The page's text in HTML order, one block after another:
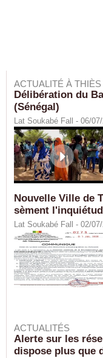
ACTUALITÉ À THIÈS
Délibération du
(Sénégal)
Lat Soukabé Fall - 06/
Nouvelle Ville de
sèment
Lat Soukabé Fall - 02/
ACTUALITÉS
Alerte sur les
dispose plus que